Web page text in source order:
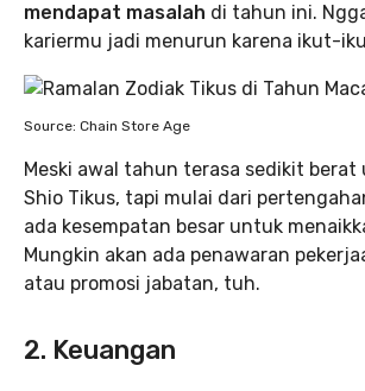
mendapat masalah di tahun ini.
kariermu jadi menurun karena ikut-
Source: Chain Store Age
Meski awal tahun terasa sedikit berat
Shio Tikus, tapi mulai dari
ada kesempatan besar untuk
Mungkin akan ada penawaran
atau promosi jabatan, tuh.
2. Keuangan